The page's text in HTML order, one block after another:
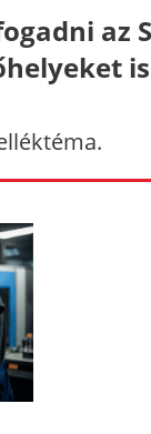
az